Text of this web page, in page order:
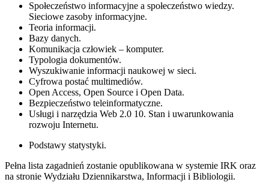
Społeczeństwo informacyjne a społeczeństwo wiedzy.
Sieciowe zasoby informacyjne.
Teoria informacji.
Bazy danych.
Komunikacja człowiek – komputer.
Typologia dokumentów.
Wyszukiwanie informacji naukowej w sieci.
Cyfrowa postać multimediów.
Open Access, Open Source i Open Data.
Bezpieczeństwo teleinformatyczne.
Usługi i narzędzia Web 2.0 10. Stan i uwarunkowania
rozwoju Internetu.
Podstawy statystyki.
Pełna lista zagadnień zostanie opublikowana w systemie IRK oraz
na stronie Wydziału Dziennikarstwa, Informacji i Bibliologii.